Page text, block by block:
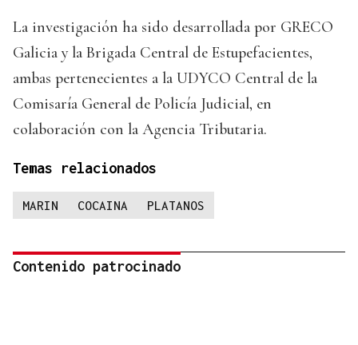
La investigación ha sido desarrollada por GRECO
Galicia y la Brigada Central de Estupefacientes,
ambas pertenecientes a la UDYCO Central de la
Comisaría General de Policía Judicial, en
colaboración con la Agencia Tributaria.
Temas relacionados
MARIN COCAINA PLATANOS
Contenido patrocinado